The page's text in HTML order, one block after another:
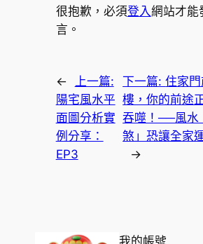
很抱歉，必須登入網站才能
言。
←
上一篇:
陽宅風水平
面圖分析實
例分享：
EP3
下一篇:住家
樓，你的前途
吞噬！──風水
煞」恐讓全家
→